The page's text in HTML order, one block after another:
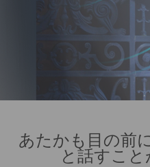
あたかも目の前
と話すこと